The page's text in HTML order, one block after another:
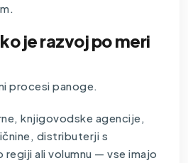
je razvoj po meri
procesi panoge.
knjigovodske agencije,
distributerji s
ali volumnu — vse imajo